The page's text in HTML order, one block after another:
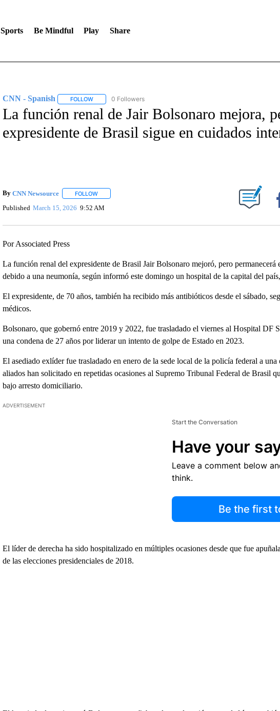
Sports Be Mindful Play Share
CNN - Spanish FOLLOWFOLLOW "CNN - SPANISH" TO RECEIVE NOTIFICATIONS ABOUT NEW
0 Followers
La función renal de Jair Bolsonaro mejora,
expresidente de Brasil sigue en cuidados
By CNN Newsource FOLLOWFOLLOW "" TO RECEIVE NOTIFICATIONS ABOUT NEW PAGES ON "".
Published March 15, 2026 9:52 AM
Por Associated Press
La función renal del expresidente de Brasil Jair Bolsonaro mejoró, pero permanecerá
debido a una neumonía, según informó este domingo un hospital de la capital del
El expresidente, de 70 años, también ha recibido más antibióticos desde el sábado,
médicos.
Bolsonaro, que gobernó entre 2019 y 2022, fue trasladado el viernes al Hospital DF
una condena de 27 años por liderar un intento de golpe de Estado en 2023.
El asediado exlíder fue trasladado en enero de la sede local de la policía federal a
aliados han solicitado en repetidas ocasiones al Supremo Tribunal Federal de Brasil
bajo arresto domiciliario.
ADVERTISEMENT
Start the Conversation
Have your
Leave a comment below
think.
Be the first
El líder de derecha ha sido hospitalizado en múltiples ocasiones desde que fue
de las elecciones presidenciales de 2018.